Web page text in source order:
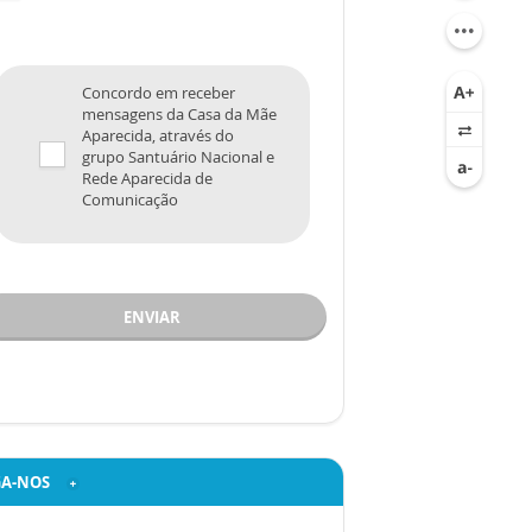
Concordo em receber
mensagens da Casa da Mãe
Aparecida, através do
grupo Santuário Nacional e
Rede Aparecida de
Comunicação
ENVIAR
NOS